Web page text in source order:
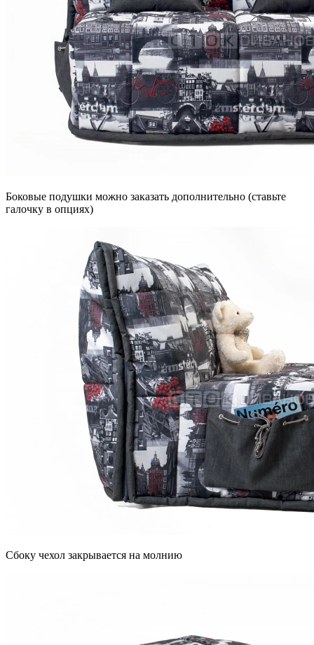
Боковые подушки можно заказать дополнительно (ставьте
галочку в опциях)
Сбоку чехол закрывается на молнию